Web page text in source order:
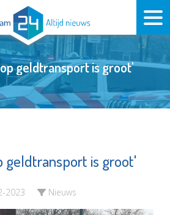
geldtransport is groot'
geldtransport is groot'
2023 Nieuws